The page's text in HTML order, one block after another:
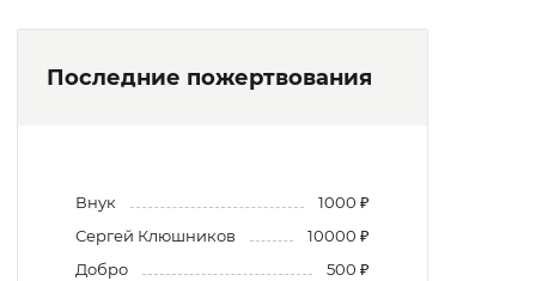
Последние пожертвования
Внук
1000 ₽
Сергей Клюшников
10000 ₽
Добро
500 ₽